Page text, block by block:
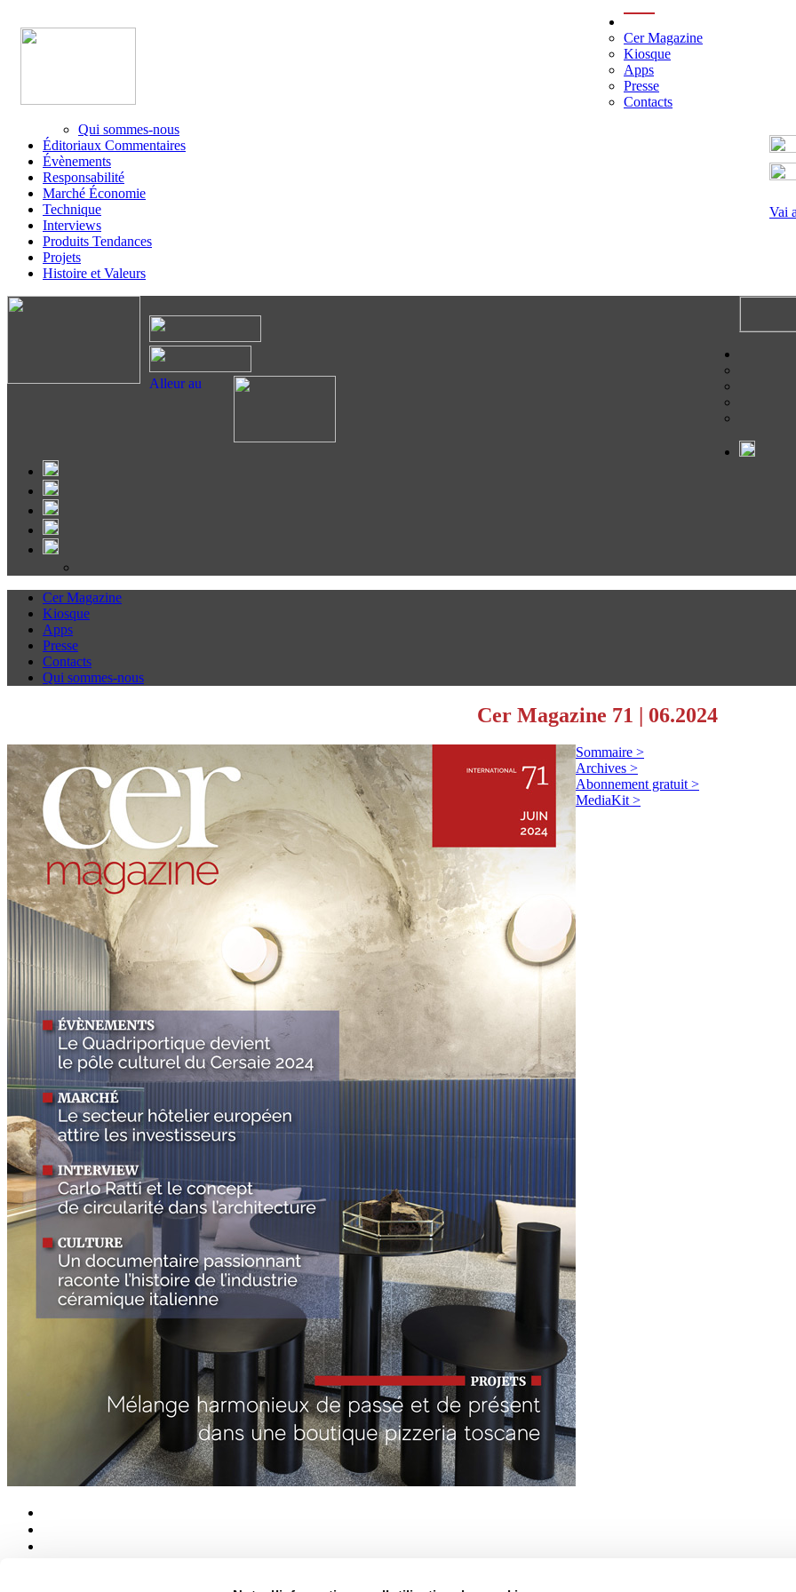
Vai a
Cer Magazine
Kiosque
Apps
Presse
Contacts
Qui sommes-nous
Éditoriaux Commentaires
Évènements
Responsabilité
Marché Économie
Technique
Interviews
Produits Tendances
Projets
Histoire et Valeurs
Alleur au
Cer Magazine
Kiosque
Apps
Presse
Contacts
Qui sommes-nous
Cer Magazine 71 | 06.2024
Sommaire >
Archives >
Abonnement gratuit >
MediaKit >